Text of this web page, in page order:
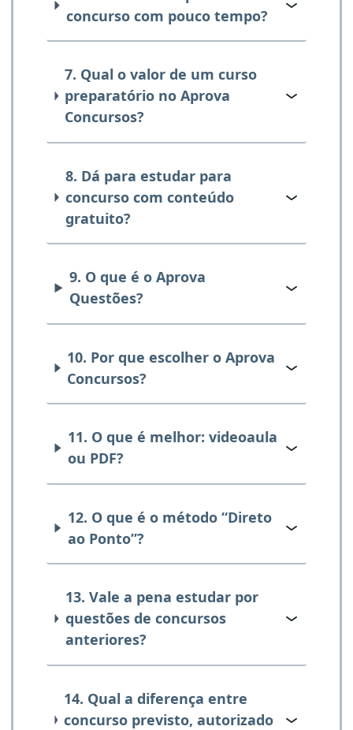
concurso com pouco tempo?
7. Qual o valor de um curso
preparatório no Aprova
Concursos?
8. Dá para estudar para
concurso com conteúdo
gratuito?
9. O que é o Aprova
Questões?
10. Por que escolher o Aprova
Concursos?
11. O que é melhor: videoaula
ou PDF?
12. O que é o método “Direto
ao Ponto”?
13. Vale a pena estudar por
questões de concursos
anteriores?
14. Qual a diferença entre
concurso previsto, autorizado